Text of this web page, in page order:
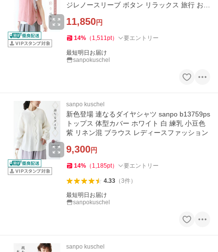
ジレノースリーブ ボタン リラックス 旅行 お出
11,850円
14% （ 1,511pt） 要エントリー
最短明日お届け
sanpokuschel
sanpo kuschel
新色登場 連なるダイヤシャツ sanpo b13759ps
トップス 体型カバー ホワイト 白 練乳 小豆色
紫 リネン混 ブラウス レディースファッション
9,300円
14% （ 1,185pt） 要エントリー
4.33（3件）
最短明日お届け
sanpokuschel
sanpo kuschel